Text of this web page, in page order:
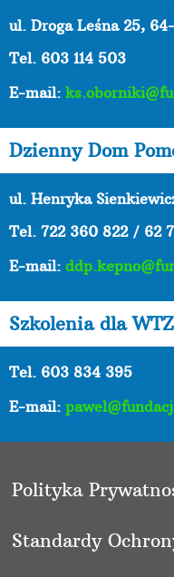
ul. Droga Leśna 25,
Tel. 603 114 503
E-mail:
Dzienny Dom
ul. Henryka
Tel. 722 360 822 / 62
E-mail:
Szkolenia dla
Tel. 603 834 395
E-mail:
Polityka
Standardy